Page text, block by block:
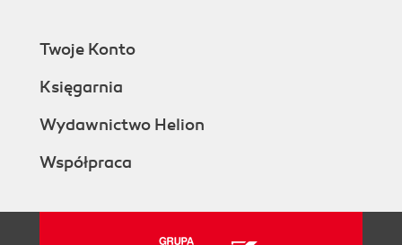
Twoje Konto
Księgarnia
Wydawnictwo Helion
Współpraca